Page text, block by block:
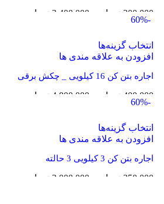
200,000 تومان 2,400,000 تومان
-60%
انتخاب گزینه‌ها
افزودن به علاقه مندی ها
اجاره بتن کن 16 کیلویی _ چکش برقی
400,000 تومان 4,800,000 تومان
-60%
انتخاب گزینه‌ها
افزودن به علاقه مندی ها
اجاره بتن کن 3 کیلویی 3 حالته
250,000 تومان 3,000,000 تومان